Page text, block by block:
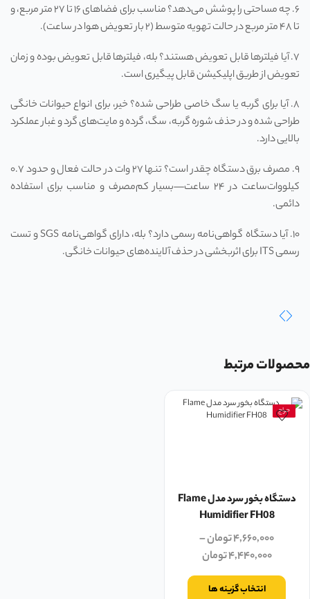
۶. چه مساحتی را پوشش می‌دهد؟ مناسب برای فضاهای ۱۶ تا ۲۷ متر مربع، و
تا ۴۸ متر مربع در حالت تهویه متوسط (۲ بار تعویض هوا در ساعت).
۷. آیا فیلترها قابل تعویض هستند؟ بله، فیلترها قابل تعویض بوده و زمان
تعویض از طریق اپلیکیشن قابل پیگیری است.
۸. آیا برای گربه یا سگ خاصی طراحی شده؟ خیر، برای انواع حیوانات خانگی
طراحی شده و در حذف شوره گربه، سگ، گرده و مایت‌های گرد و غبار عملکرد
بالایی دارد.
۹. مصرف برق دستگاه چقدر است؟ تنها ۲۷ وات در حالت فعال و حدود ۰.۷
کیلووات‌ساعت در ۲۴ ساعت—بسیار کم‌مصرف و مناسب برای استفاده
دائمی.
۱۰. آیا دستگاه گواهی‌نامه رسمی دارد؟ بله، دارای گواهی‌نامه SGS و تست
رسمی ITS برای اثربخشی در حذف آلاینده‌های حیوانات خانگی.
محصولات مرتبط
حراج
دستگاه بخور سرد مدل Flame
Humidifier FH08
۴,۶۶۰,۰۰۰تومان–
۴,۴۴۰,۰۰۰تومان
انتخاب گزینه ها